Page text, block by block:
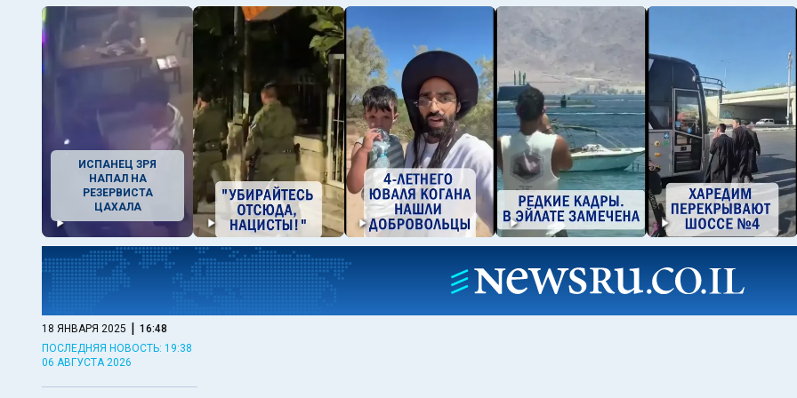
ИСПАНЕЦ ЗРЯ
НАПАЛ НА
РЕЗЕРВИСТА
ЦАХАЛА
18 ЯНВАРЯ 2025 | 16:48
ПОСЛЕДНЯЯ НОВОСТЬ: 19:38
06 АВГУСТА 2026